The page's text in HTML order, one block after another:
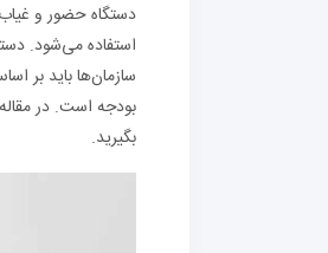
دستگاه حضور و غیاب
استفاده می‌شود.
سازمان‌ها باید بر
بودجه است. در
بگیرید.